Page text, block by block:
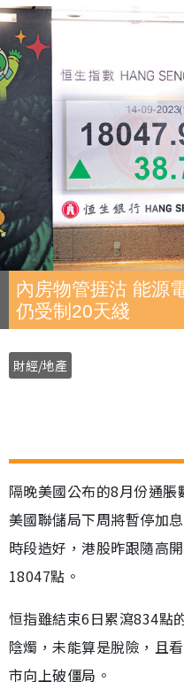
內房物管捱沽 能源
仍受制20天綫
財經/地產
隔晚美國公布的8月份通
美國聯儲局下周將暫停加
時段造好，港股昨跟隨高
18047點。
恒指雖結束6日累瀉834點
陰燭，未能算是脫險，且
市向上破僵局。